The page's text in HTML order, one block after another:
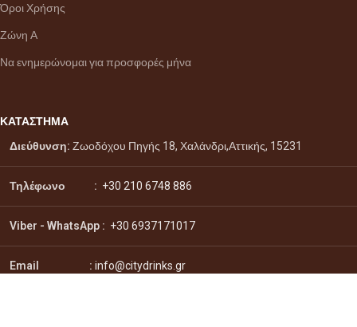
Όροι Χρήσης
Ζώνη Α
Να ενημερώνομαι για προσφορές μήνα
ΚΑΤΑΣΤΗΜΑ
Διεύθυνση: Ζωοδόχου Πηγής 18, Χαλάνδρι,Αττικής, 15231
Τηλέφωνο : +30 210 6748 886
Viber - WhatsApp : +30 6937171017
Email : info@citydrinks.gr